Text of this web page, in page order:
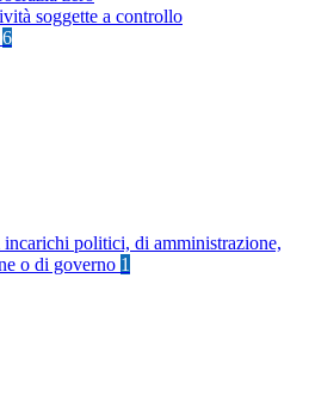
soggette a controllo
6
politici, di amministrazione,
o di governo 1